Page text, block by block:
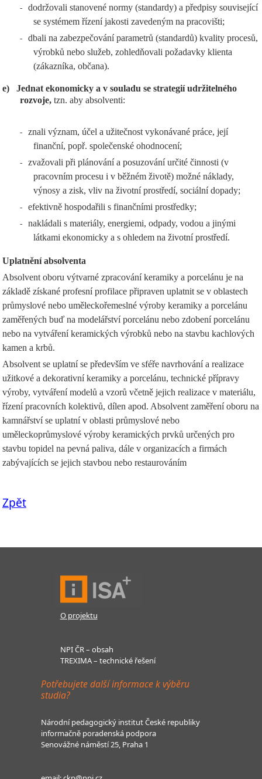
-
dodržovali stanovené normy (standardy) a předpisy související
se systémem řízení jakosti zavedeným na pracovišti;
-
dbali na zabezpečování parametrů (standardů) kvality procesů,
výrobků nebo služeb, zohledňovali požadavky klienta
(zákazníka, občana).
e)
Jednat ekonomicky a v souladu se strategií udržitelného
rozvoje, tzn. aby absolventi:
-
znali význam, účel a užitečnost vykonávané práce, její
finanční, popř. společenské ohodnocení;
-
zvažovali při plánování a posuzování určité činnosti (v
pracovním procesu i v běžném životě) možné náklady,
výnosy a zisk, vliv na životní prostředí, sociální dopady;
- efektivně hospodařili s finančními prostředky;
-
nakládali s materiály, energiemi, odpady, vodou a jinými
látkami ekonomicky a s ohledem na životní prostředí.
Uplatnění absolventa
Absolvent oboru výtvarné zpracování keramiky a porcelánu je na
základě získané profesní profilace připraven uplatnit se v oblastech
průmyslové nebo uměleckořemeslné výroby keramiky a porcelánu
zaměřených buď na modelářství porcelánu nebo zdobení porcelánu
nebo na vytváření keramických výrobků nebo na stavbu kachlových
kamen a krbů.
Absolvent se uplatní se především ve sféře navrhování a realizace
užitkové a dekorativní keramiky a porcelánu, technické přípravy
výroby, vytváření modelů a vzorů včetně jejich realizace v materiálu,
řízení pracovních kolektivů, dílen apod. Absolvent zaměření oboru na
kamnářství se uplatní v oblasti průmyslové nebo
uměleckoprůmyslové výroby keramických prvků určených pro
stavbu topidel na pevná paliva, dále v organizacích a firmách
zabývajících se jejich stavbou nebo restaurováním
Zpět
O projektu
NPI ČR – obsah
TREXIMA – technické řešení
Potřebujete další informace k výběru
studia?
Národní pedagogický institut České republiky
informačně poradenská podpora
Senovážné náměstí 25, Praha 1